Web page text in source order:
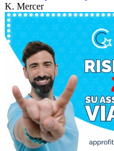
K. Mercer